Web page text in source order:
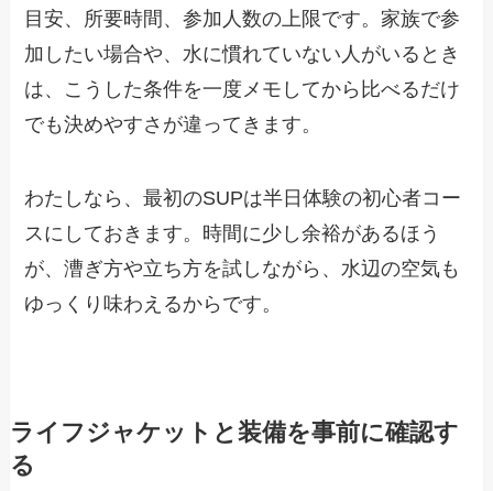
目安、所要時間、参加人数の上限です。家族で参
加したい場合や、水に慣れていない人がいるとき
は、こうした条件を一度メモしてから比べるだけ
でも決めやすさが違ってきます。
わたしなら、最初のSUPは半日体験の初心者コー
スにしておきます。時間に少し余裕があるほう
が、漕ぎ方や立ち方を試しながら、水辺の空気も
ゆっくり味わえるからです。
ライフジャケットと装備を事前に確認す
る